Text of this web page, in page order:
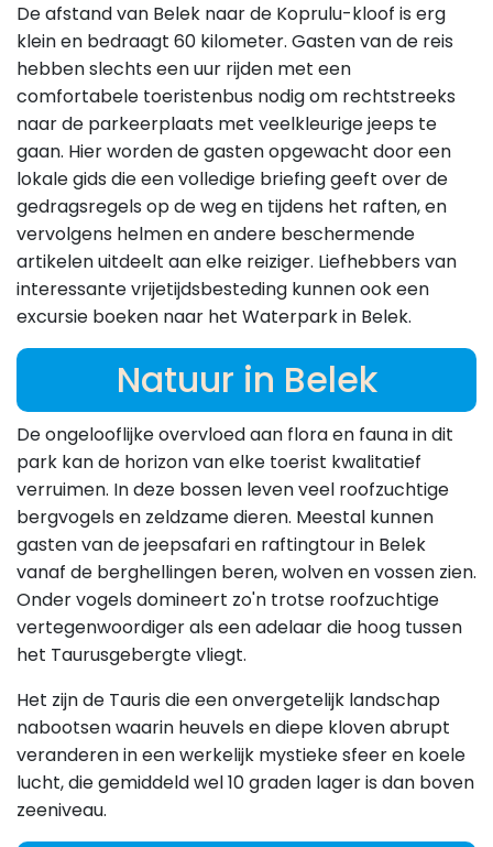
De afstand van Belek naar de Koprulu-kloof is erg
klein en bedraagt 60 kilometer. Gasten van de reis
hebben slechts een uur rijden met een
comfortabele toeristenbus nodig om rechtstreeks
naar de parkeerplaats met veelkleurige jeeps te
gaan. Hier worden de gasten opgewacht door een
lokale gids die een volledige briefing geeft over de
gedragsregels op de weg en tijdens het raften, en
vervolgens helmen en andere beschermende
artikelen uitdeelt aan elke reiziger. Liefhebbers van
interessante vrijetijdsbesteding kunnen ook een
excursie boeken naar het Waterpark in Belek.
Natuur in Belek
De ongelooflijke overvloed aan flora en fauna in dit
park kan de horizon van elke toerist kwalitatief
verruimen. In deze bossen leven veel roofzuchtige
bergvogels en zeldzame dieren. Meestal kunnen
gasten van de jeepsafari en raftingtour in Belek
vanaf de berghellingen beren, wolven en vossen zien.
Onder vogels domineert zo'n trotse roofzuchtige
vertegenwoordiger als een adelaar die hoog tussen
het Taurusgebergte vliegt.
Het zijn de Tauris die een onvergetelijk landschap
nabootsen waarin heuvels en diepe kloven abrupt
veranderen in een werkelijk mystieke sfeer en koele
lucht, die gemiddeld wel 10 graden lager is dan boven
zeeniveau.